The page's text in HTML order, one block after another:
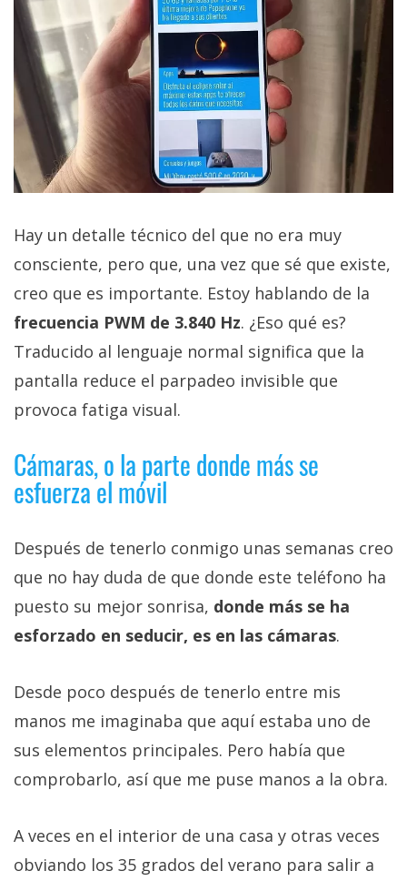
Hay un detalle técnico del que no era muy
consciente, pero que, una vez que sé que existe,
creo que es importante. Estoy hablando de la
frecuencia PWM de 3.840 Hz. ¿Eso qué es?
Traducido al lenguaje normal significa que la
pantalla reduce el parpadeo invisible que
provoca fatiga visual.
Cámaras, o la parte donde más se
esfuerza el móvil
Después de tenerlo conmigo unas semanas creo
que no hay duda de que donde este teléfono ha
puesto su mejor sonrisa, donde más se ha
esforzado en seducir, es en las cámaras.
Desde poco después de tenerlo entre mis
manos me imaginaba que aquí estaba uno de
sus elementos principales. Pero había que
comprobarlo, así que me puse manos a la obra.
A veces en el interior de una casa y otras veces
obviando los 35 grados del verano para salir a